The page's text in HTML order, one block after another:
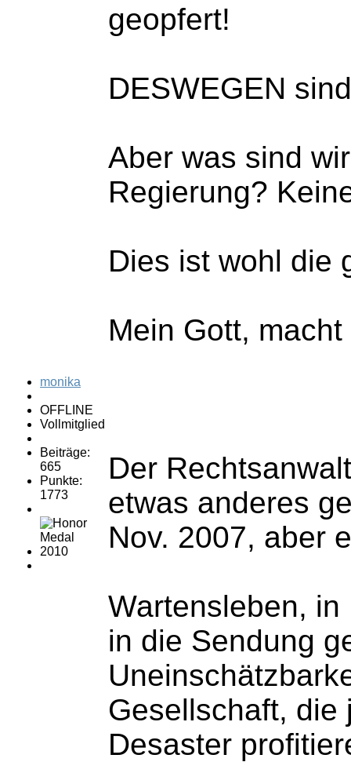
monika
OFFLINE
Vollmitglied
Beiträge:
665
Punkte:
1773
geopfert!
DESWEGEN
Aber was sind
Regierung?
Dies ist wohl die
Mein Gott,
Der
etwas anderes
Nov. 2007, aber
Wartensleben,
in die Sendung
Gesellschaft, die
Desaster